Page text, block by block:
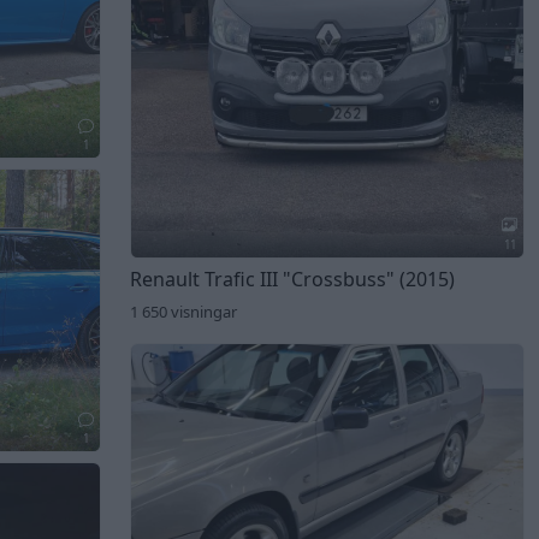
1
1
11
Renault Trafic III "Crossbuss" (2015)
1 650 visningar